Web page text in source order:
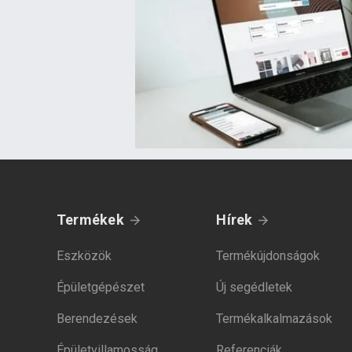
Termékek
Eszközök
Épületgépészet
Berendezések
Hírek
Termékújdonságok
Új segédletek
Termékalkalmazások